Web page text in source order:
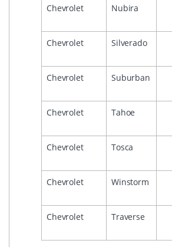
Chevrolet Nubira
Chevrolet Silverado
Chevrolet Suburban
Chevrolet Tahoe
Chevrolet Tosca
Chevrolet Winstorm
Chevrolet Traverse